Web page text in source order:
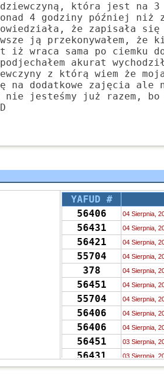
dziewczyną, która jest na
4 godziny później niż
że zapisała się
ją przekonywałem,
wraca sama po ciemku
akurat
z którą wiem że
na dodatkowe zajęcia
nie jesteśmy już razem,
YAFUD #
56406
04 Sierpnia,
56431 04 Sierpnia,
56421 04 Sierpnia,
55704 04 Sierpnia,
378 04 Sierpnia,
56451 04 Sierpnia,
55704 04 Sierpnia,
56406 04 Sierpnia,
56406 04 Sierpnia,
56451 03 Sierpnia,
56431 03 Sierpnia,
56405 03 Sierpnia,